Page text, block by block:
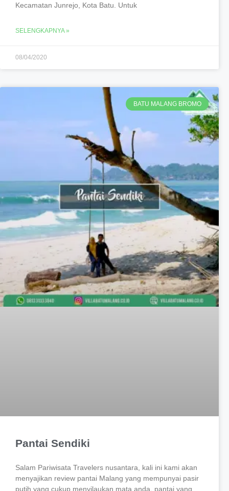
Kecamatan Junrejo, Kota Batu. Untuk
SELENGKAPNYA »
08/04/2020
BATU MALANG BROMO
Pantai Sendiki
Salam Pariwisata Travelers nusantara, kali ini kami akan
menyajikan review pantai Malang yang mempunyai pasir
putih yang cukup menyilaukan mata anda, pantai yang